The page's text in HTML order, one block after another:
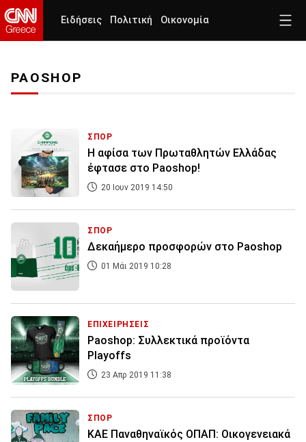
Ειδήσεις Πολιτική Οικονομία
PAOSHOP
ΣΠΟΡ
Η αφίσα των Πρωταθλητών Ελλάδας
έφτασε στο Paoshop!
20 Ιουν 2019 14:50
ΣΠΟΡ
Δεκαήμερο προσφορών στο Paoshop
01 Μάι 2019 10:28
ΕΠΙΧΕΙΡΗΣΕΙΣ
Paoshop: Συλλεκτικά προϊόντα
Playoffs
23 Απρ 2019 11:38
ΣΠΟΡ
ΚΑΕ Παναθηναϊκός ΟΠΑΠ: Οικογενειακά